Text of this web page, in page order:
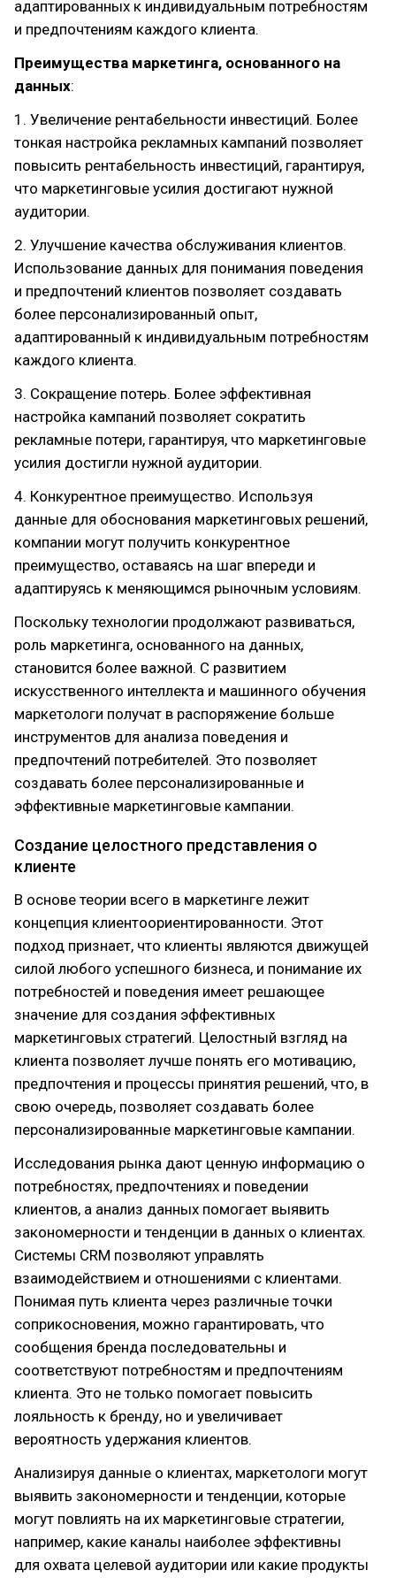
адаптированных к индивидуальным потребностям
и предпочтениям каждого клиента.
Преимущества маркетинга, основанного на
данных:
1. Увеличение рентабельности инвестиций. Более
тонкая настройка рекламных кампаний позволяет
повысить рентабельность инвестиций, гарантируя,
что маркетинговые усилия достигают нужной
аудитории.
2. Улучшение качества обслуживания клиентов.
Использование данных для понимания поведения
и предпочтений клиентов позволяет создавать
более персонализированный опыт,
адаптированный к индивидуальным потребностям
каждого клиента.
3. Сокращение потерь. Более эффективная
настройка кампаний позволяет сократить
рекламные потери, гарантируя, что маркетинговые
усилия достигли нужной аудитории.
4. Конкурентное преимущество. Используя
данные для обоснования маркетинговых решений,
компании могут получить конкурентное
преимущество, оставаясь на шаг впереди и
адаптируясь к меняющимся рыночным условиям.
Поскольку технологии продолжают развиваться,
роль маркетинга, основанного на данных,
становится более важной. С развитием
искусственного интеллекта и машинного обучения
маркетологи получат в распоряжение больше
инструментов для анализа поведения и
предпочтений потребителей. Это позволяет
создавать более персонализированные и
эффективные маркетинговые кампании.
Создание целостного представления о
клиенте
В основе теории всего в маркетинге лежит
концепция клиентоориентированности. Этот
подход признает, что клиенты являются движущей
силой любого успешного бизнеса, и понимание их
потребностей и поведения имеет решающее
значение для создания эффективных
маркетинговых стратегий. Целостный взгляд на
клиента позволяет лучше понять его мотивацию,
предпочтения и процессы принятия решений, что, в
свою очередь, позволяет создавать более
персонализированные маркетинговые кампании.
Исследования рынка дают ценную информацию о
потребностях, предпочтениях и поведении
клиентов, а анализ данных помогает выявить
закономерности и тенденции в данных о клиентах.
Системы CRM позволяют управлять
взаимодействием и отношениями с клиентами.
Понимая путь клиента через различные точки
соприкосновения, можно гарантировать, что
сообщения бренда последовательны и
соответствуют потребностям и предпочтениям
клиента. Это не только помогает повысить
лояльность к бренду, но и увеличивает
вероятность удержания клиентов.
Анализируя данные о клиентах, маркетологи могут
выявить закономерности и тенденции, которые
могут повлиять на их маркетинговые стратегии,
например, какие каналы наиболее эффективны
для охвата целевой аудитории или какие продукты